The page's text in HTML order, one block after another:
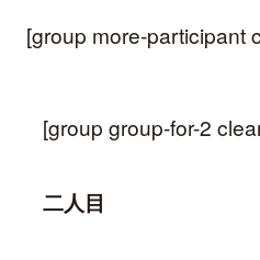
[group more-participant
[group group-for-2
二人目